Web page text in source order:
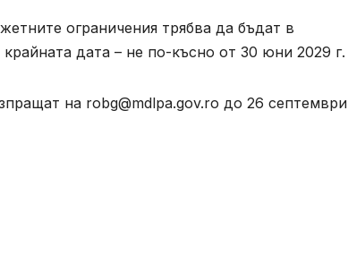
ограничения трябва да бъдат в
дата – не по-късно от 30 юни 2029 г.
на robg@mdlpa.gov.ro до 26 септември